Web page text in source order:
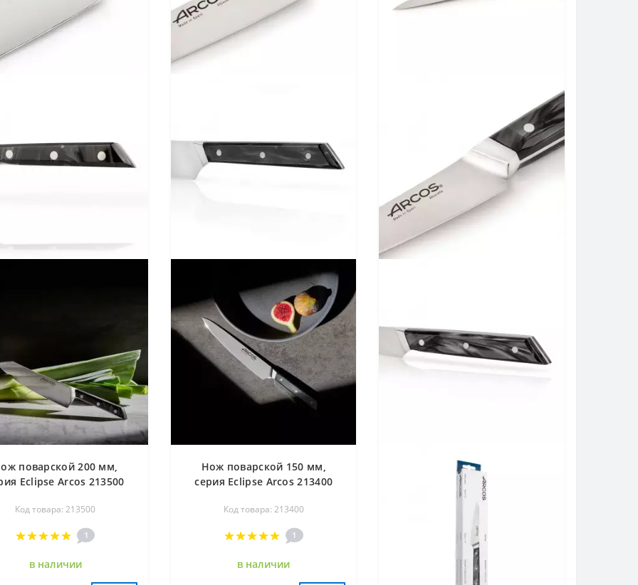
поварской 200 мм,
Eclipse Arcos 213500
Код товара: 213500
1
в наличии
Нож поварской 150 мм,
серия Eclipse Arcos 213400
Код товара: 213400
1
в наличии